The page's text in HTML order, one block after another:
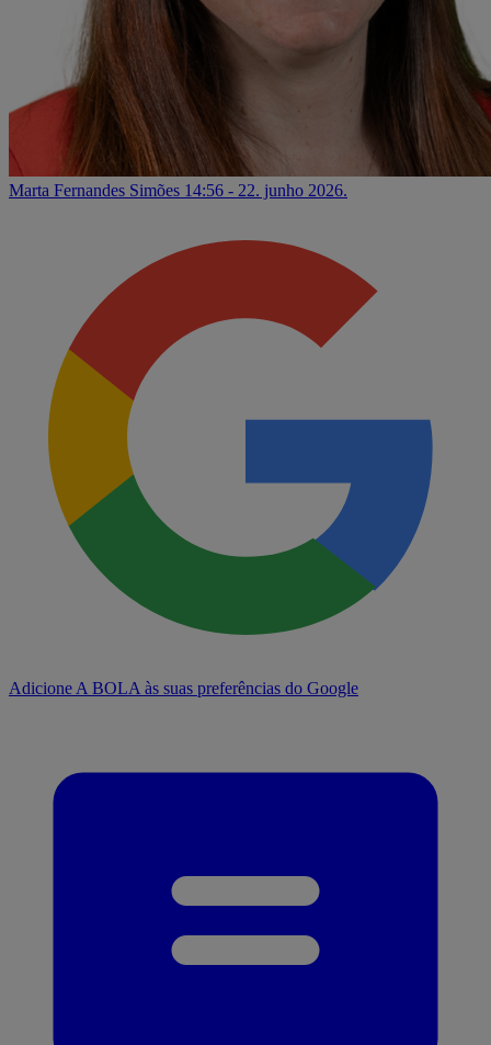
Marta Fernandes Simões 14:56 - 22. junho 2026.
Adicione A BOLA às suas preferências do Google